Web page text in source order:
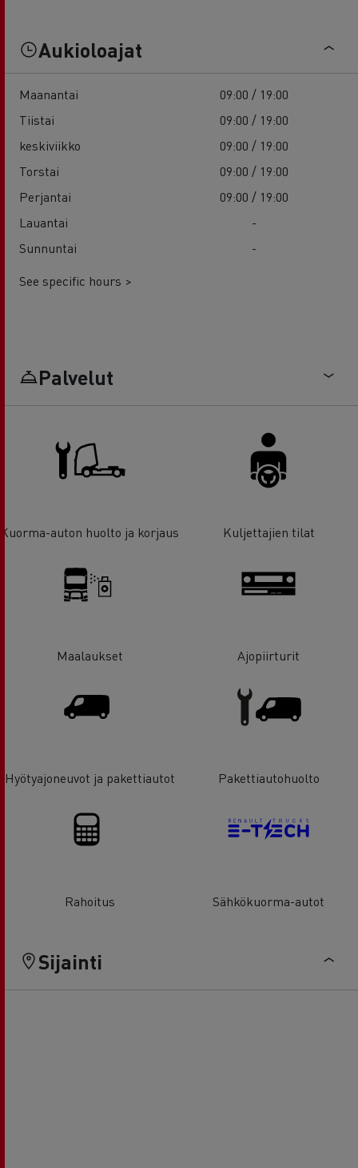
Aukioloajat
Maanantai
09:00 / 19:00
Tiistai
09:00 / 19:00
keskiviikko
09:00 / 19:00
Torstai
09:00 / 19:00
Perjantai
09:00 / 19:00
Lauantai
-
Sunnuntai
-
See specific hours >
Palvelut
Kuorma-auton huolto ja korjaus Kuljettajien tilat
Maalaukset Ajopiirturit
Hyötyajoneuvot ja pakettiautot Pakettiautohuolto
Rahoitus Sähkökuorma-autot
Sijainti